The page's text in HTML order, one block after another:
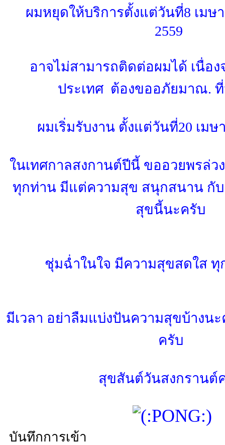
ผมหยุดให้บริการตั้งแต่วันที่8 เมษ
2559
อาจไม่สามารถติดต่อผมได้ เนื่อง
ประเทศ ต้องขออภัยมาณ.
ผมเริ่มรับงาน ตั้งแต่วันที่20 เม
ในเทศกาลสงกานต์ปีนี้ ขออวยพรล่
ทุกท่าน มีแต่ความสุข สนุกสนาน กับ
สุขนี้นะครับ
ชุ่มฉ่ำในใจ มีความสุขสดใส
มีเวลา อย่าลืมแบ่งปันความสุขบ้าง
ครับ
สุขสันต์วันสงกรานต์
บันทึกการเข้า